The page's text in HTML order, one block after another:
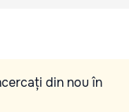
din nou în